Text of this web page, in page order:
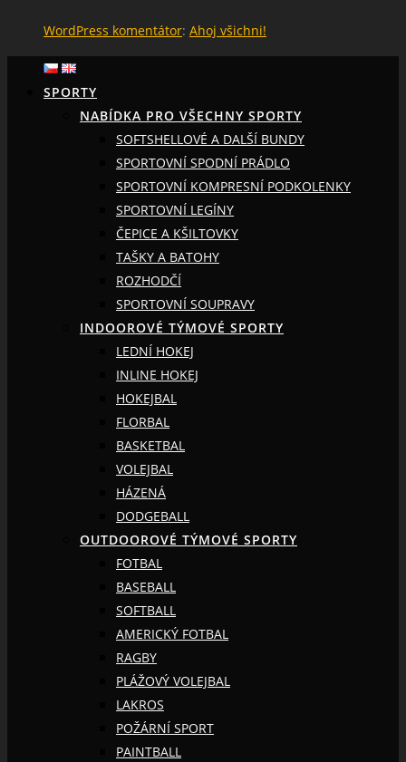
WordPress komentátor: Ahoj všichni!
SPORTY
NABÍDKA PRO VŠECHNY SPORTY
SOFTSHELLOVÉ A DALŠÍ BUNDY
SPORTOVNÍ SPODNÍ PRÁDLO
SPORTOVNÍ KOMPRESNÍ PODKOLENKY
SPORTOVNÍ LEGÍNY
ČEPICE A KŠILTOVKY
TAŠKY A BATOHY
ROZHODČÍ
SPORTOVNÍ SOUPRAVY
INDOOROVÉ TÝMOVÉ SPORTY
LEDNÍ HOKEJ
INLINE HOKEJ
HOKEJBAL
FLORBAL
BASKETBAL
VOLEJBAL
HÁZENÁ
DODGEBALL
OUTDOOROVÉ TÝMOVÉ SPORTY
FOTBAL
BASEBALL
SOFTBALL
AMERICKÝ FOTBAL
RAGBY
PLÁŽOVÝ VOLEJBAL
LAKROS
POŽÁRNÍ SPORT
PAINTBALL